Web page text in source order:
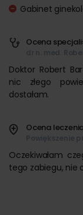
Gabinet
Ocena
Doktor Robert
nic złego
dostałam.
Ocena
Oczekiwałam
tego zabiegu, nie